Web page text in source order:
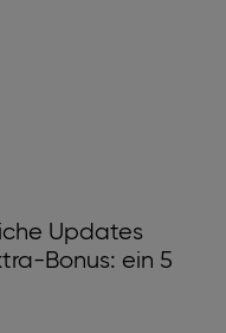
Updates
Bonus: ein 5